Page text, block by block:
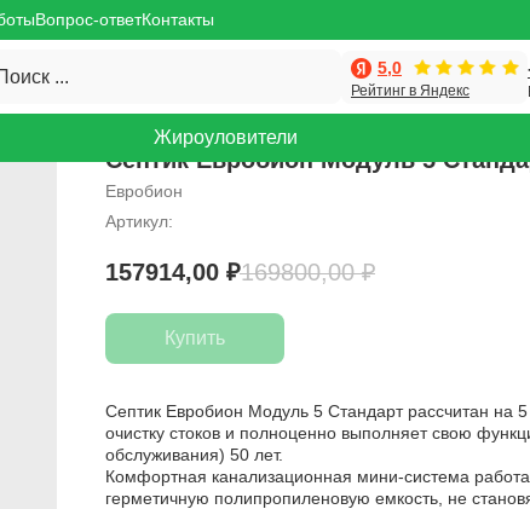
Вопрос-ответКонтакты
...
Рейтинг в Яндекс
5,0
Жироуловители
Септик Евробион Модуль 5
Евробион
Артикул:
157914,00 ₽169800,00 ₽
Купить
Септик Евробион Модуль 5 Стандарт рассчитан на
очистку стоков и полноценно выполняет свою
обслуживания) 50 лет.
Комфортная канализационная мини-система
герметичную полипропиленовую емкость, не